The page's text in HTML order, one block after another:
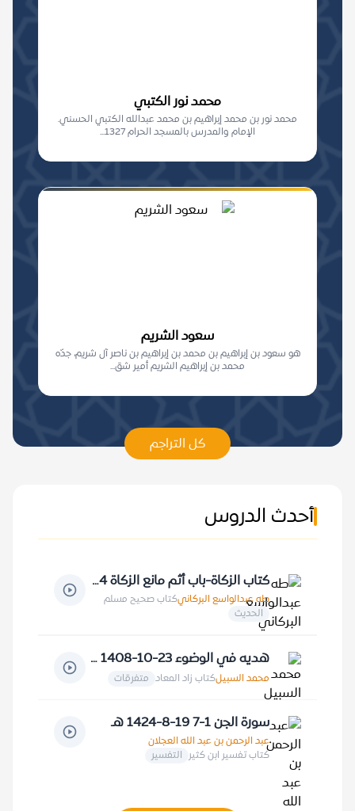
محمد نور الكتبي
محمد نور بن محمد إبراهيم بن محمد عبدالله الكتبي الحسني.
الإمام والمدرس بالمسجد الحرام 1327...
سعود الشريم
هو سعود بن إبراهيم بن محمد بن إبراهيم بن ناصر آل شريم، جدّه
محمد بن إبراهيم الشريم أمير شق...
كل التراجم
أحدث الدروس
كتاب الزكاة-باب أثم مانع الزكاة 24-6-1412 هـ
طه عبدالواسع البركانيكتاب صحيح مسلم
الحديث
هديه في الوضوء 23-10-1408 هـ
محمد السبيلكتاب زاد المعاد متفرقات
سورة الجن 1-7 19-8-1424 هـ
عبد الرحمن بن عبد الله العجلان
كتاب تفسير ابن كثير التفسير